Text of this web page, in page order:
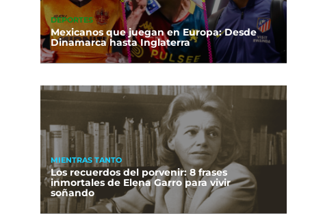
DEPORTES
Mexicanos que juegan en Europa: Desde
Dinamarca hasta Inglaterra
MIENTRAS TANTO
Los recuerdos del porvenir: 8 frases
inmortales de Elena Garro para vivir
soñando